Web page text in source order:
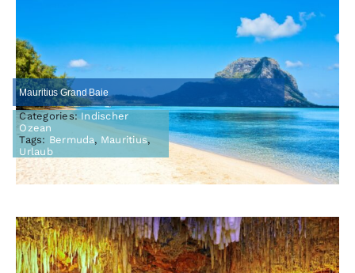
Mauritius Grand Baie
Categories: Indischer
Ozean
Tags: Bermuda, Mauritius,
Urlaub